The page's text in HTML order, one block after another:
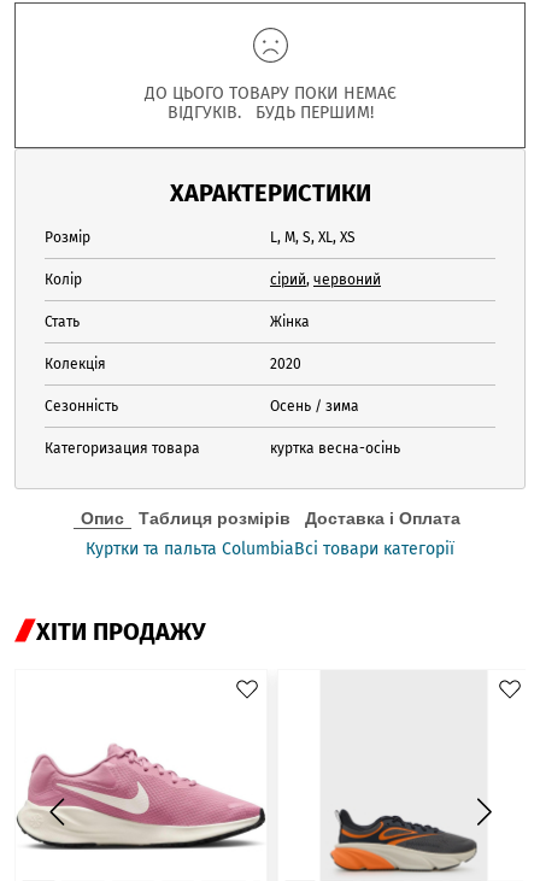
ДО ЦЬОГО ТОВАРУ ПОКИ НЕМАЄ
ВІДГУКІВ. БУДЬ ПЕРШИМ!
ХАРАКТЕРИСТИКИ
Розмір L, M, S, XL, XS
Колір сірий, червоний
Стать Жінка
Колекція 2020
Сезонність Осень / зима
Категоризация товара куртка весна-осінь
Опис Таблиця розмірів Доставка і Оплата
Куртки та пальта ColumbiaВсі товари категорії
ХІТИ ПРОДАЖУ